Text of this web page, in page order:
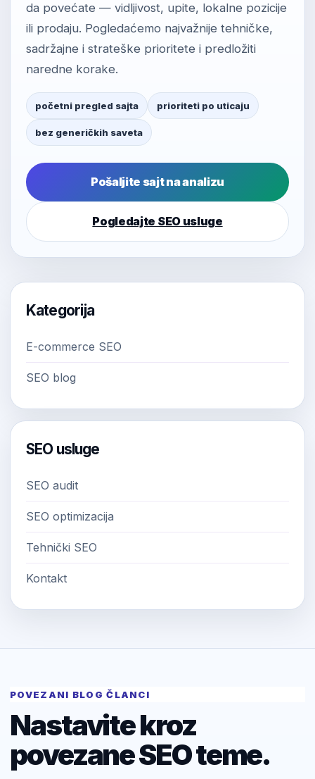
da povećate — vidljivost, upite, lokalne pozicije
ili prodaju. Pogledaćemo najvažnije tehničke,
sadržajne i strateške prioritete i predložiti
naredne korake.
početni pregled sajta prioriteti po uticaju
bez generičkih saveta
Pošaljite sajt na analizu
Pogledajte SEO usluge
Kategorija
E-commerce SEO
SEO blog
SEO usluge
SEO audit
SEO optimizacija
Tehnički SEO
Kontakt
POVEZANI BLOG ČLANCI
Nastavite kroz
povezane SEO teme.